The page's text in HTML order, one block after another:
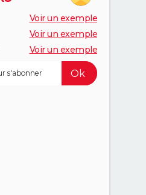
Voir un exemple
Voir un exemple
Voir un exemple